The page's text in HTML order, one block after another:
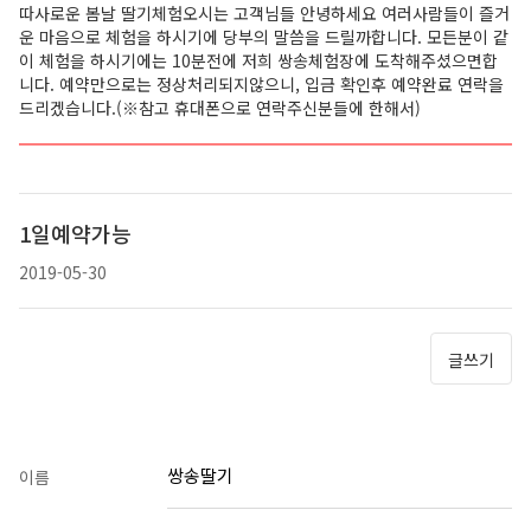
따사로운 봄날 딸기체험오시는 고객님들 안녕하세요 여러사람들이 즐거
운 마음으로 체험을 하시기에 당부의 말씀을 드릴까합니다. 모든분이 같
이 체험을 하시기에는 10분전에 저희 쌍송체험장에 도착해주셨으면합
니다. 예약만으로는 정상처리되지않으니, 입금 확인후 예약완료 연락을
드리겠습니다.(※참고 휴대폰으로 연락주신분들에 한해서)
1일예약가능
2019-05-30
글쓰기
이름 쌍송딸기